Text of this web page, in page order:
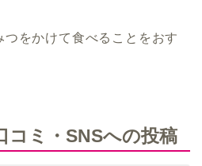
をかけて食べることをおす
コミ・SNSへの投稿